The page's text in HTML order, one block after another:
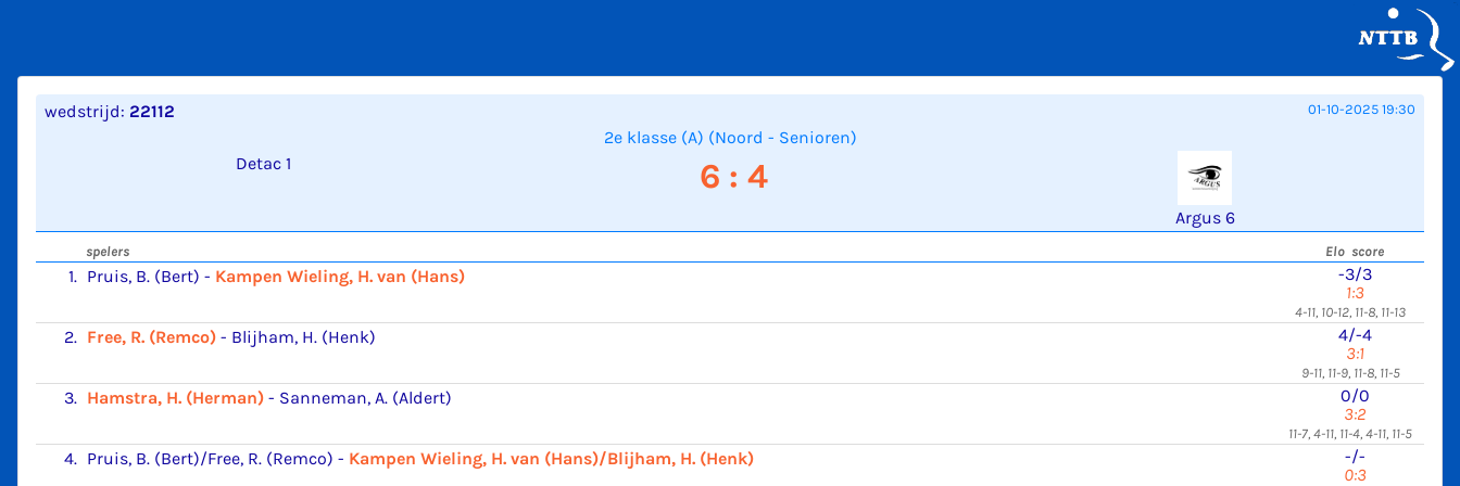
wedstrijd: 22112 01-10-2025 19:30
2e klasse (A) (Noord - Senioren)
Detac 1
6 : 4
Argus 6
spelers Elo score
1. Pruis, B. (Bert) - Kampen Wieling, H. van (Hans)
-3/3
1:3
4-11, 10-12, 11-8, 11-13
2. Free, R. (Remco) - Blijham, H. (Henk)
4/-4
3:1
9-11, 11-9, 11-8, 11-5
3. Hamstra, H. (Herman) - Sanneman, A. (Aldert)
0/0
3:2
11-7, 4-11, 11-4, 4-11, 11-5
4. Pruis, B. (Bert)/Free, R. (Remco) - Kampen Wieling, H. van (Hans)/Blijham, H. (Henk)
-/-
0:3